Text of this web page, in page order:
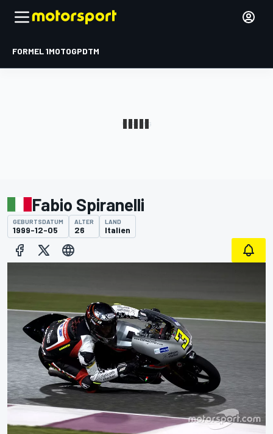
FORMEL 1MOTOGPDTM
Fabio Spiranelli
GEBURTSDATUM
1999-12-05
ALTER
26
LAND
Italien